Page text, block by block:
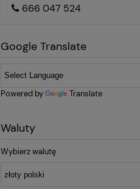
666 047 524
Google Translate
Powered by Translate
Waluty
Wybierz walutę